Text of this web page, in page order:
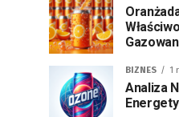
BIZNES 1
Analiza